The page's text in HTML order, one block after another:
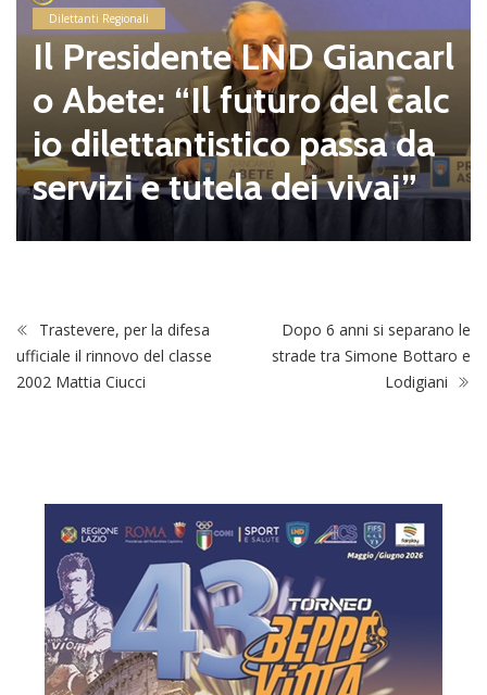
Dilettanti Regionali
Il Presidente LND Giancarl
o Abete: “Il futuro del calc
io dilettantistico passa da
servizi e tutela dei vivai”
Trastevere, per la difesa
ufficiale il rinnovo del classe
2002 Mattia Ciucci
Dopo 6 anni si separano le
strade tra Simone Bottaro e
Lodigiani